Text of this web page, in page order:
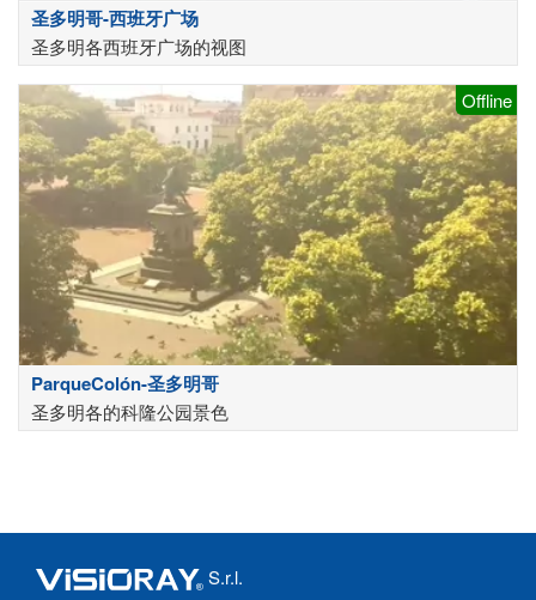
圣多明哥-西班牙广场
圣多明各西班牙广场的视图
Offline
ParqueColón-圣多明哥
圣多明各的科隆公园景色
S.r.l.